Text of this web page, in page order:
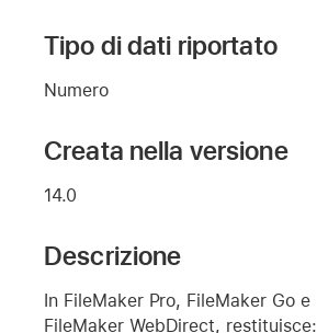
Tipo di dati riportato
Numero
Creata nella versione
14.0
Descrizione
In FileMaker Pro, FileMaker Go e
FileMaker WebDirect, restituisce: